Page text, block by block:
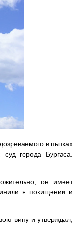
в пытках
города Бургаса,
он имеет
в похищении и
вину и утверждал,